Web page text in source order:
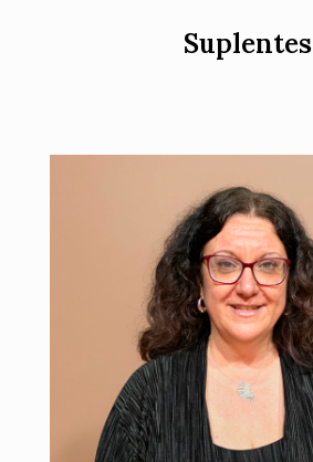
Suplentes